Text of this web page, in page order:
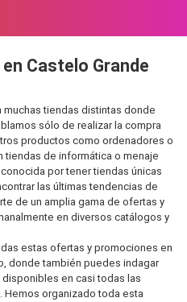
Castelo Grande
muchas tiendas distintas donde
sólo de realizar la compra
productos como ordenadores o
de informática o menaje
por tener tiendas únicas
las últimas tendencias de
de un amplia gama de ofertas y
en diversos catálogos y
estas ofertas y promociones en
donde también puedes indagar
en casi todas las
Hemos organizado toda esta